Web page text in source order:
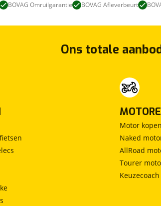
BOVAG Omruilgarantie BOVAG Afleverbeurt
Ons totale
Motor kopen
Naked
AllRoad
Tourer
Keuzecoach